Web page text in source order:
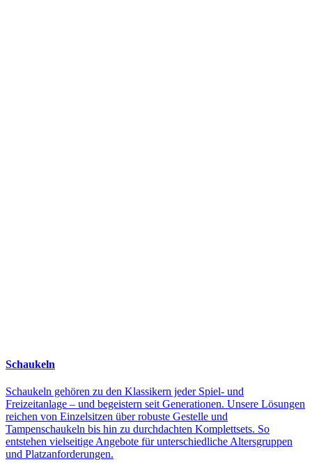
Schaukeln
Schaukeln gehören zu den Klassikern jeder Spiel- und
Freizeitanlage – und begeistern seit Generationen. Unsere Lösungen
reichen von Einzelsitzen über robuste Gestelle und
Tampenschaukeln bis hin zu durchdachten Komplettsets. So
entstehen vielseitige Angebote für unterschiedliche Altersgruppen
und Platzanforderungen.